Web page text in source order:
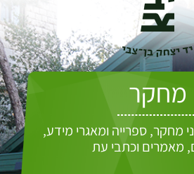
מחקר
מחקר, ספרייה ומאגרי מידע,
מאמרים וכתבי עת